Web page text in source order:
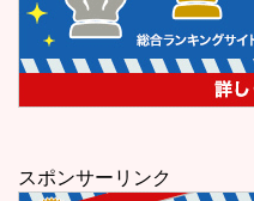
スポンサーリンク